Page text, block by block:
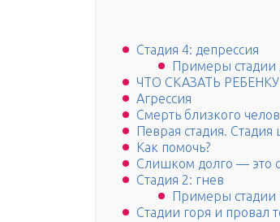
Стадия 4: депрессия
Примеры стадии
ЧТО СКАЗАТЬ РЕБЕНКУ
Агрессия
Смерть близкого
Певрая стадия. Стадия
Как помочь?
Слишком долго — это
Стадия 2: гнев
Примеры стадии
Стадии горя и провал